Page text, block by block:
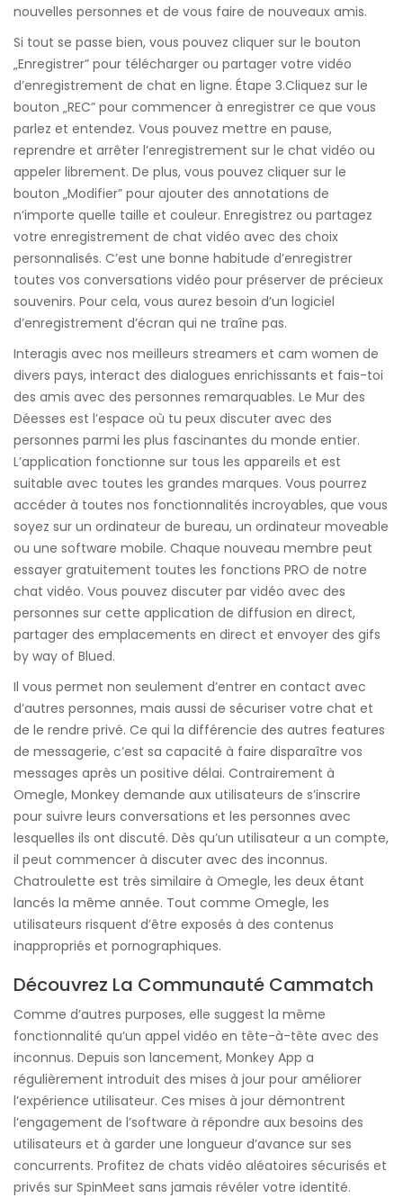
nouvelles personnes et de vous faire de nouveaux amis.
Si tout se passe bien, vous pouvez cliquer sur le bouton
„Enregistrer” pour télécharger ou partager votre vidéo
d’enregistrement de chat en ligne. Étape 3.Cliquez sur le
bouton „REC” pour commencer à enregistrer ce que vous
parlez et entendez. Vous pouvez mettre en pause,
reprendre et arrêter l’enregistrement sur le chat vidéo ou
appeler librement. De plus, vous pouvez cliquer sur le
bouton „Modifier” pour ajouter des annotations de
n’importe quelle taille et couleur. Enregistrez ou partagez
votre enregistrement de chat vidéo avec des choix
personnalisés. C’est une bonne habitude d’enregistrer
toutes vos conversations vidéo pour préserver de précieux
souvenirs. Pour cela, vous aurez besoin d’un logiciel
d’enregistrement d’écran qui ne traîne pas.
Interagis avec nos meilleurs streamers et cam women de
divers pays, interact des dialogues enrichissants et fais-toi
des amis avec des personnes remarquables. Le Mur des
Déesses est l’espace où tu peux discuter avec des
personnes parmi les plus fascinantes du monde entier.
L’application fonctionne sur tous les appareils et est
suitable avec toutes les grandes marques. Vous pourrez
accéder à toutes nos fonctionnalités incroyables, que vous
soyez sur un ordinateur de bureau, un ordinateur moveable
ou une software mobile. Chaque nouveau membre peut
essayer gratuitement toutes les fonctions PRO de notre
chat vidéo. Vous pouvez discuter par vidéo avec des
personnes sur cette application de diffusion en direct,
partager des emplacements en direct et envoyer des gifs
by way of Blued.
Il vous permet non seulement d’entrer en contact avec
d’autres personnes, mais aussi de sécuriser votre chat et
de le rendre privé. Ce qui la différencie des autres features
de messagerie, c’est sa capacité à faire disparaître vos
messages après un positive délai. Contrairement à
Omegle, Monkey demande aux utilisateurs de s’inscrire
pour suivre leurs conversations et les personnes avec
lesquelles ils ont discuté. Dès qu’un utilisateur a un compte,
il peut commencer à discuter avec des inconnus.
Chatroulette est très similaire à Omegle, les deux étant
lancés la même année. Tout comme Omegle, les
utilisateurs risquent d’être exposés à des contenus
inappropriés et pornographiques.
Découvrez La Communauté Cammatch
Comme d’autres purposes, elle suggest la même
fonctionnalité qu’un appel vidéo en tête-à-tête avec des
inconnus. Depuis son lancement, Monkey App a
régulièrement introduit des mises à jour pour améliorer
l’expérience utilisateur. Ces mises à jour démontrent
l’engagement de l’software à répondre aux besoins des
utilisateurs et à garder une longueur d’avance sur ses
concurrents. Profitez de chats vidéo aléatoires sécurisés et
privés sur SpinMeet sans jamais révéler votre identité.